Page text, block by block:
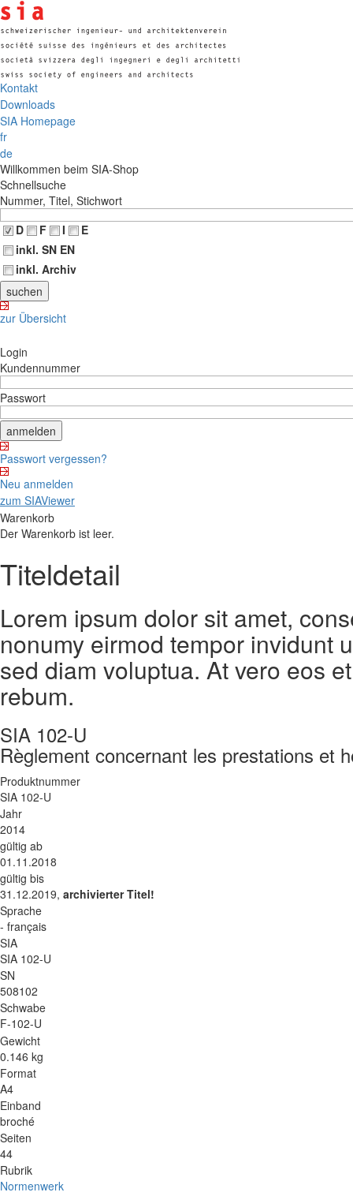
Kontakt
Downloads
SIA Homepage
fr
de
Willkommen beim SIA-Shop
Schnellsuche
Nummer, Titel, Stichwort
D
F I
E
inkl. SN EN
inkl. Archiv
zur Übersicht
Login
Kundennummer
Passwort
Passwort vergessen?
Neu anmelden
zum SIAViewer
Warenkorb
Der Warenkorb ist leer.
Titeldetail
Lorem ipsum dolor sit amet,
nonumy eirmod tempor invidunt
sed diam voluptua. At vero eos
rebum.
SIA 102-U
Règlement concernant les prestations et
Produktnummer
SIA 102-U
Jahr
2014
gültig ab
01.11.2018
gültig bis
31.12.2019, archivierter Titel!
Sprache
- français
SIA
SIA 102-U
SN
508102
Schwabe
F-102-U
Gewicht
0.146 kg
Format
A4
Einband
broché
Seiten
44
Rubrik
Normenwerk